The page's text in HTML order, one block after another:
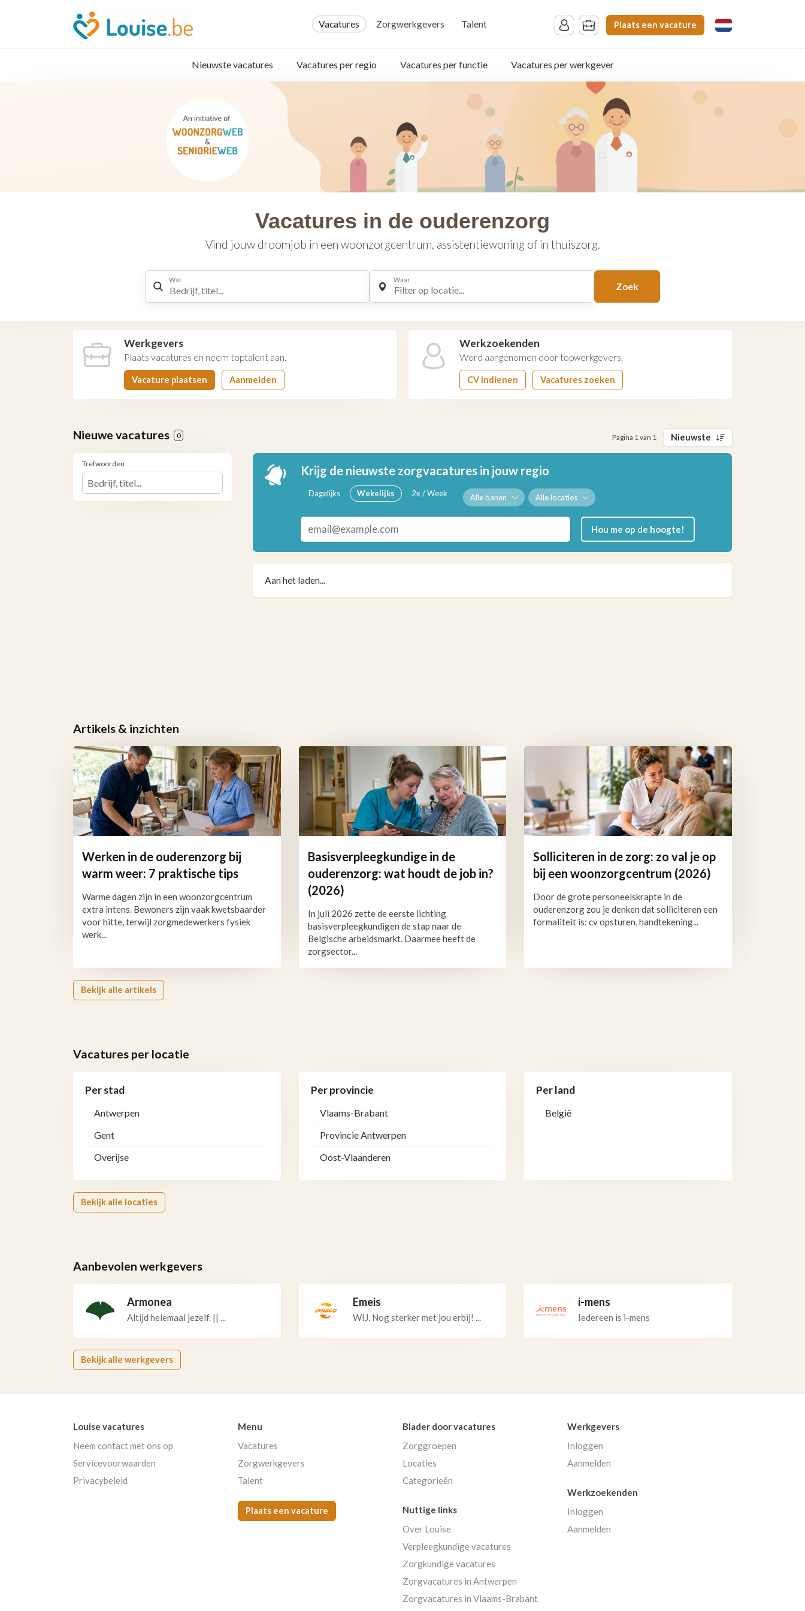
Vacatures Zorgwerkgevers Talent Plaats een vacature
Nieuwste vacatures Vacatures per regio Vacatures per functie Vacatures per werkgever
Vacatures in de ouderenzorg
Vind jouw droomjob in een woonzorgcentrum, assistentiewoning of in thuiszorg.
Wat Waar
Filter op locatie... Zoek
Werkgevers
Plaats vacatures en neem toptalent aan.
Vacature plaatsen Aanmelden
Werkzoekenden
Word aangenomen door topwerkgevers.
CV indienen Vacatures zoeken
Nieuwe vacatures 0 Pagina 1 van 1 Nieuwste
Trefwoorden Krijg de nieuwste zorgvacatures in jouw regio
Dagelijks Wekelijks 2x / Week Alle banen Alle locaties
Hou me op de hoogte!
Aan het laden...
Artikels & inzichten
Werken in de ouderenzorg bij
warm weer: 7 praktische tips
Warme dagen zijn in een woonzorgcentrum
extra intens. Bewoners zijn vaak kwetsbaarder
voor hitte, terwijl zorgmedewerkers fysiek
werk...
Basisverpleegkundige in de
ouderenzorg: wat houdt de job in?
(2026)
In juli 2026 zette de eerste lichting
basisverpleegkundigen de stap naar de
Belgische arbeidsmarkt. Daarmee heeft de
zorgsector...
Solliciteren in de zorg: zo val je op
bij een woonzorgcentrum (2026)
Door de grote personeelskrapte in de
ouderenzorg zou je denken dat solliciteren een
formaliteit is: cv opsturen, handtekening...
Bekijk alle artikels
Vacatures per locatie
Per stad
Antwerpen
Gent
Overijse
Per provincie
Vlaams-Brabant
Provincie Antwerpen
Oost-Vlaanderen
Per land
België
Bekijk alle locaties
Aanbevolen werkgevers
Armonea
Altijd helemaal jezelf. || ...
Emeis
WIJ. Nog sterker met jou erbij! ...
i-mens
Iedereen is i-mens
Bekijk alle werkgevers
Louise vacatures
Neem contact met ons op
Servicevoorwaarden
Privacybeleid
Menu
Vacatures
Zorgwerkgevers
Talent
Plaats een vacature
Blader door vacatures
Zorggroepen
Locaties
Categorieën
Werkgevers
Inloggen
Aanmelden
Werkzoekenden
Inloggen
Aanmelden
Nuttige links
Over Louise
Verpleegkundige vacatures
Zorgkundige vacatures
Zorgvacatures in Antwerpen
Zorgvacatures in Vlaams-Brabant